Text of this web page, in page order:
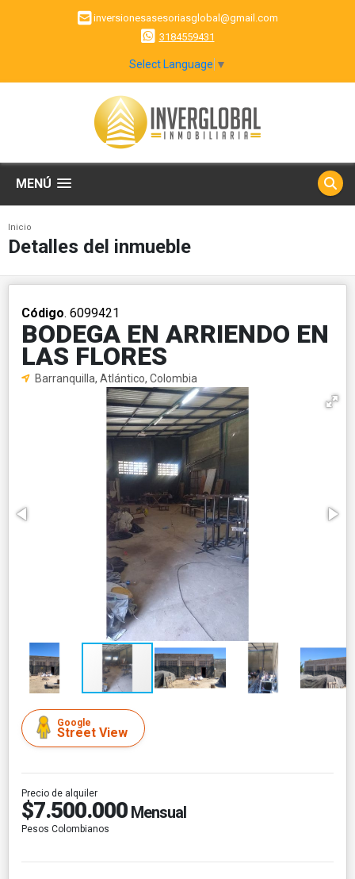
inversionesasesoriasglobal@gmail.com
3184559431
Select Language ▼
MENÚ
Inicio
Detalles del inmueble
Código. 6099421
BODEGA EN ARRIENDO EN
LAS FLORES
Barranquilla, Atlántico, Colombia
Google
Street View
Precio de alquiler
$7.500.000 Mensual
Pesos Colombianos